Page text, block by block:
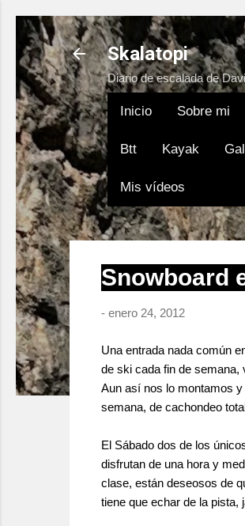
Skalatopi
Diario de escalada de
Inicio Sobre mi
Btt Kayak
Mis vídeos
Snowboard
- enero 24, 2012
Una entrada nada común
de ski cada fin de semana,
Aun así nos lo montamos
semana, de cachondeo
El Sábado dos de los
disfrutan de una hora y
clase, están deseosos de
tiene que echar de la pista,